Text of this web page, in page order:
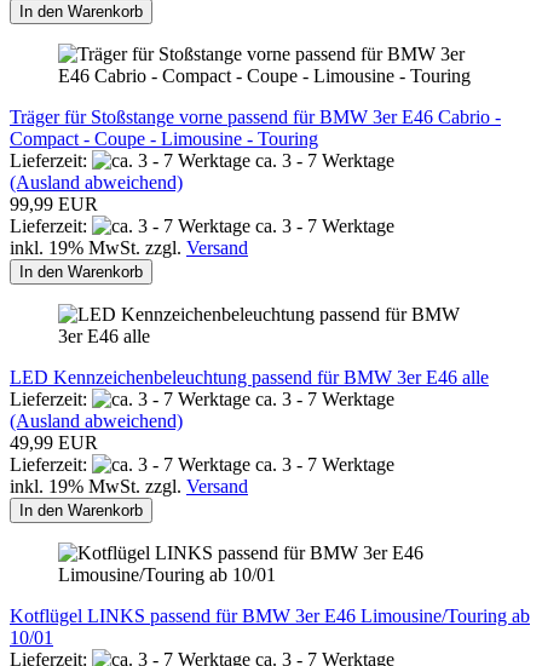
In den Warenkorb
Träger für Stoßstange vorne passend für BMW 3er E46 Cabrio -
Compact - Coupe - Limousine - Touring
Lieferzeit:
ca. 3 - 7 Werktage
(Ausland abweichend)
99,99 EUR
Lieferzeit:
ca. 3 - 7 Werktage
inkl. 19% MwSt. zzgl. Versand
In den Warenkorb
LED Kennzeichenbeleuchtung passend für BMW 3er E46 alle
Lieferzeit:
ca. 3 - 7 Werktage
(Ausland abweichend)
49,99 EUR
Lieferzeit:
ca. 3 - 7 Werktage
inkl. 19% MwSt. zzgl. Versand
In den Warenkorb
Kotflügel LINKS passend für BMW 3er E46 Limousine/Touring ab
10/01
Lieferzeit:
ca. 3 - 7 Werktage